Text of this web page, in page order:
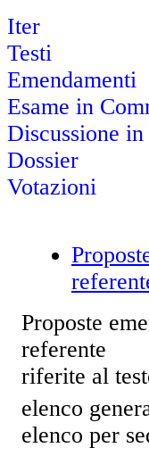
Iter
Testi
Emendamenti
Esame in
Discussione
Dossier
Votazioni
Proposte
referente
riferite al
elenco
elenco per